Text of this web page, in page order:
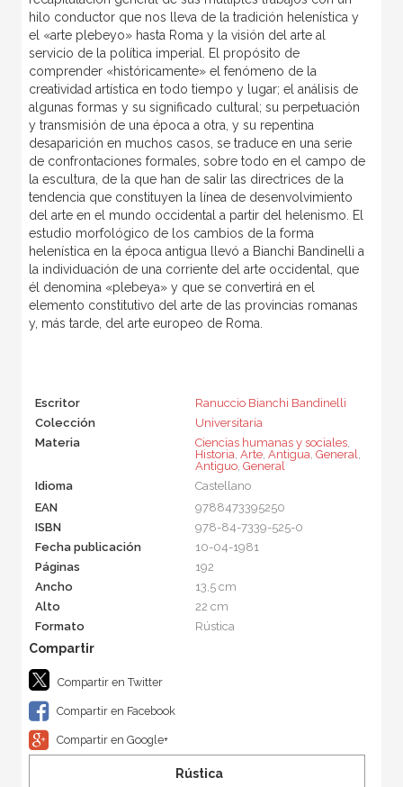
hilo conductor que nos lleva de la tradición helenística y
el «arte plebeyo» hasta Roma y la visión del arte al
servicio de la política imperial. El propósito de
comprender «históricamente» el fenómeno de la
creatividad artística en todo tiempo y lugar; el análisis de
algunas formas y su significado cultural; su perpetuación
y transmisión de una época a otra, y su repentina
desaparición en muchos casos, se traduce en una serie
de confrontaciones formales, sobre todo en el campo de
la escultura, de la que han de salir las directrices de la
tendencia que constituyen la línea de desenvolvimiento
del arte en el mundo occidental a partir del helenismo. El
estudio morfológico de los cambios de la forma
helenística en la época antigua llevó a Bianchi Bandinelli a
la individuación de una corriente del arte occidental, que
él denomina «plebeya» y que se convertirá en el
elemento constitutivo del arte de las provincias romanas
y, más tarde, del arte europeo de Roma.
Escritor
Ranuccio Bianchi Bandinelli
Colección
Universitaria
Materia
Ciencias humanas y sociales,
Historia, Arte, Antigua, General,
Antiguo, General
Idioma
Castellano
EAN
9788473395250
ISBN
978-84-7339-525-0
Fecha publicación
10-04-1981
Páginas
192
Ancho
13,5 cm
Alto
22 cm
Formato
Rústica
Compartir en Twitter
Compartir en Facebook
Compartir en Google+
Rústica